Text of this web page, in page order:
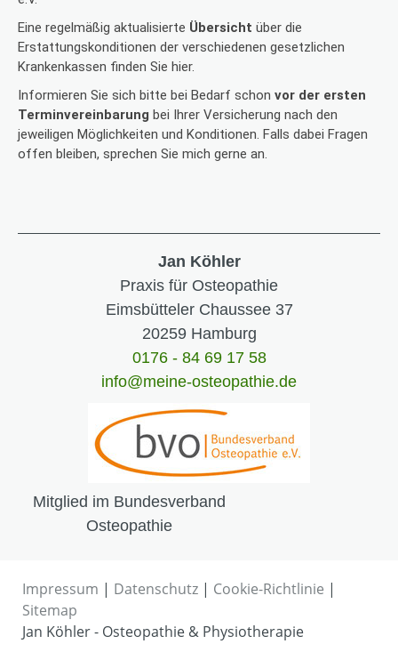
Eine regelmäßig aktualisierte Übersicht über die
Erstattungskonditionen der verschiedenen gesetzlichen
Krankenkassen finden Sie hier.
Informieren Sie sich bitte bei Bedarf schon vor der ersten
Terminvereinbarung bei Ihrer Versicherung nach den
jeweiligen Möglichkeiten und Konditionen. Falls dabei Fragen
offen bleiben, sprechen Sie mich gerne an.
Jan Köhler
Praxis für Osteopathie
Eimsbütteler Chaussee 37
20259 Hamburg
0176 - 84 69 17 58
info@meine-osteopathie.de
Mitglied im Bundesverband
Osteopathie
Impressum | Datenschutz | Cookie-Richtlinie |
Sitemap
Jan Köhler - Osteopathie & Physiotherapie